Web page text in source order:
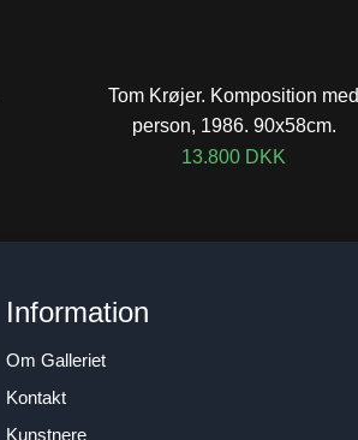
Tom Krøjer. Komposition med
person, 1986. 90x58cm.
13.800 DKK
Information
Om Galleriet
Kontakt
Kunstnere